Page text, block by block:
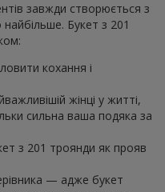
завжди створюється з
Букет з 201
кохання і
жінці у житті,
сильна ваша подяка за
з 201 троянди як прояв
— адже букет